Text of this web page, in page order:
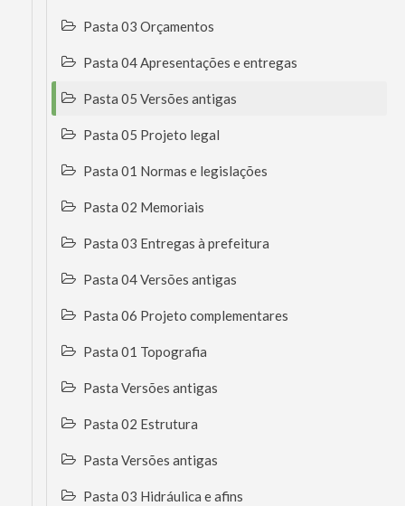
Pasta 03 Orçamentos
Pasta 04 Apresentações e entregas
Pasta 05 Versões antigas
Pasta 05 Projeto legal
Pasta 01 Normas e legislações
Pasta 02 Memoriais
Pasta 03 Entregas à prefeitura
Pasta 04 Versões antigas
Pasta 06 Projeto complementares
Pasta 01 Topografia
Pasta Versões antigas
Pasta 02 Estrutura
Pasta Versões antigas
Pasta 03 Hidráulica e afins